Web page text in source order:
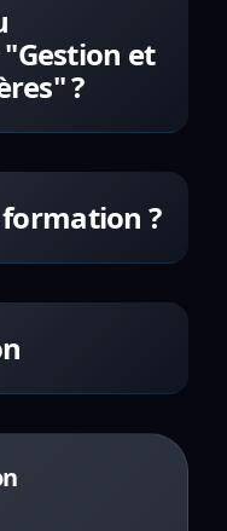
et
?
?